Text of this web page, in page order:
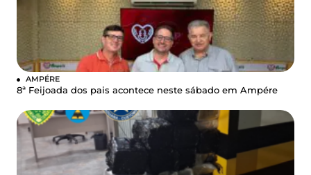
AMPÉRE
8ª Feijoada dos pais acontece neste sábado em Ampére